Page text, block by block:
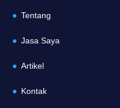
Tentang
Jasa Saya
Artikel
Kontak